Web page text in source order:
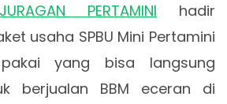
JURAGAN PERTAMINI hadir
usaha SPBU Mini Pertamini
yang bisa langsung
berjualan BBM eceran di